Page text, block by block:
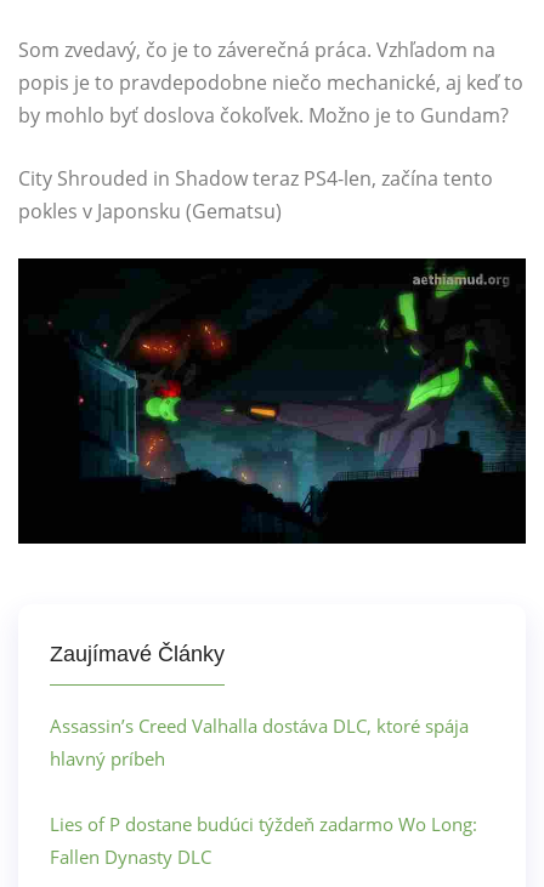
Som zvedavý, čo je to záverečná práca. Vzhľadom na
popis je to pravdepodobne niečo mechanické, aj keď to
by mohlo byť doslova čokoľvek. Možno je to Gundam?
City Shrouded in Shadow teraz PS4-len, začína tento
pokles v Japonsku (Gematsu)
Zaujímavé Články
Assassin’s Creed Valhalla dostáva DLC, ktoré spája
hlavný príbeh
Lies of P dostane budúci týždeň zadarmo Wo Long:
Fallen Dynasty DLC